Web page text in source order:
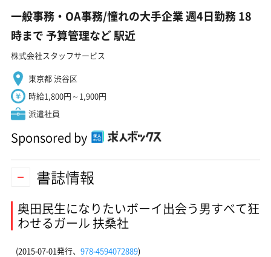
一般事務・OA事務/憧れの大手企業 週4日勤務 18
時まで 予算管理など 駅近
株式会社スタッフサービス
東京都 渋谷区
時給1,800円～1,900円
派遣社員
Sponsored by
書誌情報
奥田民生になりたいボーイ出会う男すべて狂
わせるガール 扶桑社
(2015-07-01発行、 978-4594072889)